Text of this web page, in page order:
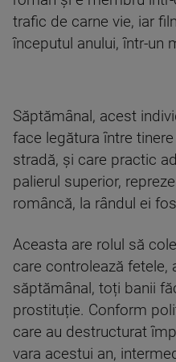
trafic de carne vie, iar
începutul anului, într-un
Săptămânal, acest
face legătura între
stradă, și care practic
palierul superior,
româncă, la rândul ei
Aceasta are rolul să
care controlează fetele,
săptămânal, toți banii
prostituție. Conform
care au destructurat
vara acestui an,